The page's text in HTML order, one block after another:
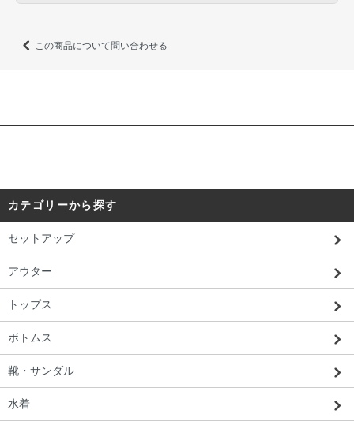
この商品について問い合わせる
カテゴリーから探す
セットアップ
アウター
トップス
ボトムス
靴・サンダル
水着